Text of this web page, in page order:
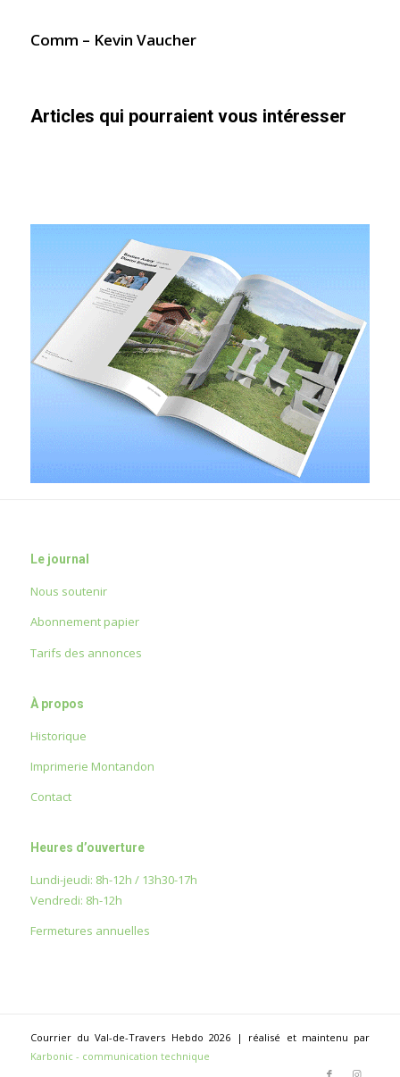
Comm – Kevin Vaucher
Articles qui pourraient vous intéresser
Le journal
Nous soutenir
Abonnement papier
Tarifs des annonces
À propos
Historique
Imprimerie Montandon
Contact
Heures d’ouverture
Lundi-jeudi: 8h-12h / 13h30-17h
Vendredi: 8h-12h
Fermetures annuelles
Courrier du Val-de-Travers Hebdo 2026 | réalisé et maintenu par
Karbonic - communication technique